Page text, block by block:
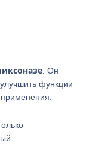
. Он
функции